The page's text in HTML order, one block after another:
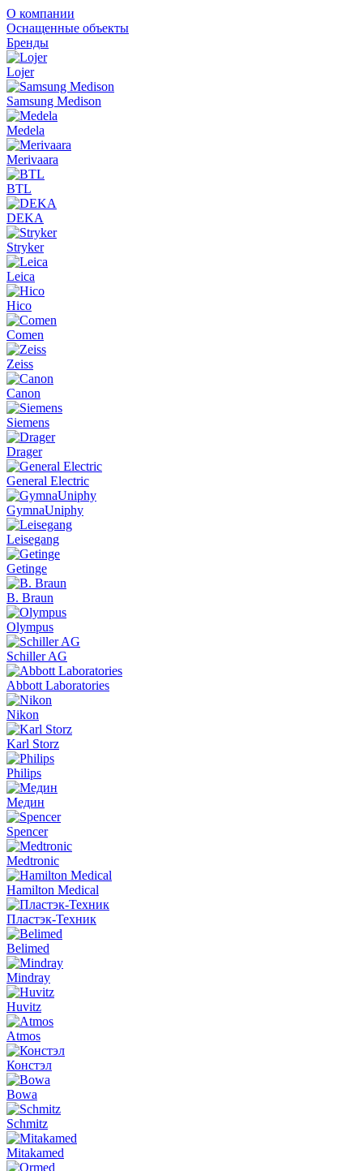
О компании
Оснащенные объекты
Бренды
Lojer
Samsung Medison
Medela
Merivaara
BTL
DEKA
Stryker
Leica
Hico
Comen
Zeiss
Canon
Siemens
Drager
General Electric
GymnaUniphy
Leisegang
Getinge
B. Braun
Olympus
Schiller AG
Abbott Laboratories
Nikon
Karl Storz
Philips
Медин
Spencer
Medtronic
Hamilton Medical
Пластэк-Техник
Belimed
Mindray
Huvitz
Atmos
Констэл
Bowa
Schmitz
Mitakamed